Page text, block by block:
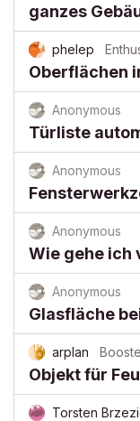
ganzes
phelep
Oberflächen
Anonymous
Türliste
Anonymous
Anonymous
Wie gehe ich
Anonymous
Glasfläche
arplan
Objekt für
Torsten